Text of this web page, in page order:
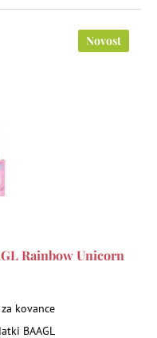
Novost
Rainbow Unicorn
kovance
BAAGL